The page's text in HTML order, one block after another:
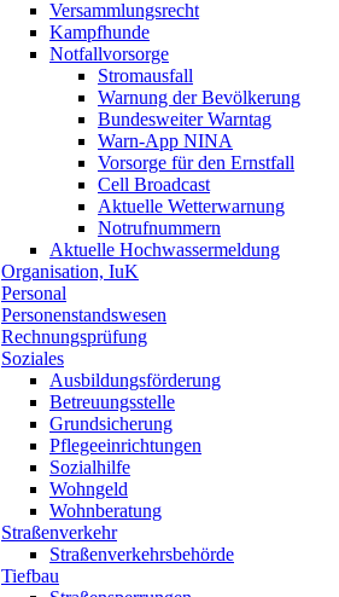
Versammlungsrecht
Kampfhunde
Notfallvorsorge
Stromausfall
Warnung der Bevölkerung
Bundesweiter Warntag
Warn-App NINA
Vorsorge für den Ernstfall
Cell Broadcast
Aktuelle Wetterwarnung
Notrufnummern
Aktuelle Hochwassermeldung
Organisation, IuK
Personal
Personenstandswesen
Rechnungsprüfung
Soziales
Ausbildungsförderung
Betreuungsstelle
Grundsicherung
Pflegeeinrichtungen
Sozialhilfe
Wohngeld
Wohnberatung
Straßenverkehr
Straßenverkehrsbehörde
Tiefbau